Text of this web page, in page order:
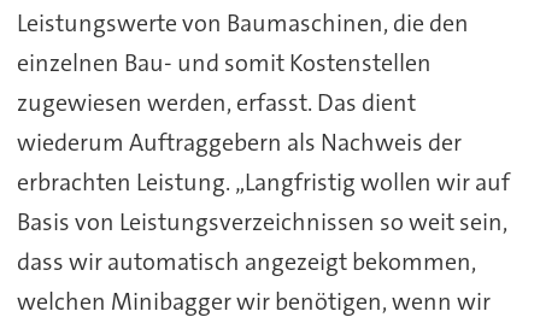
Leistungswerte von Baumaschinen, die den
einzelnen Bau- und somit Kostenstellen
zugewiesen werden, erfasst. Das dient
wiederum Auftraggebern als Nachweis der
erbrachten Leistung. „Langfristig wollen wir auf
Basis von Leistungsverzeichnissen so weit sein,
dass wir automatisch angezeigt bekommen,
welchen Minibagger wir benötigen, wenn wir